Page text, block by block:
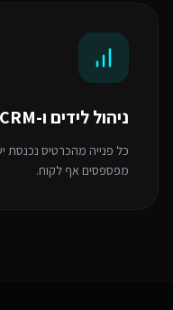
ניהול לידים ו-CRM
כל פנייה מהכרטיס נכנסת
מפספסים אף לקוח.